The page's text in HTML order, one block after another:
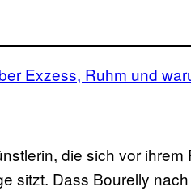
Exzess, Ruhm und
die sich vor
sitzt. Dass Bourelly